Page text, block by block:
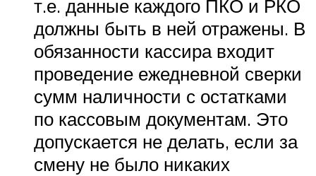
т.е. данные каждого ПКО и РКО
должны быть в ней отражены. В
обязанности кассира входит
проведение ежедневной сверки
сумм наличности с остатками
по кассовым документам. Это
допускается не делать, если за
смену не было никаких